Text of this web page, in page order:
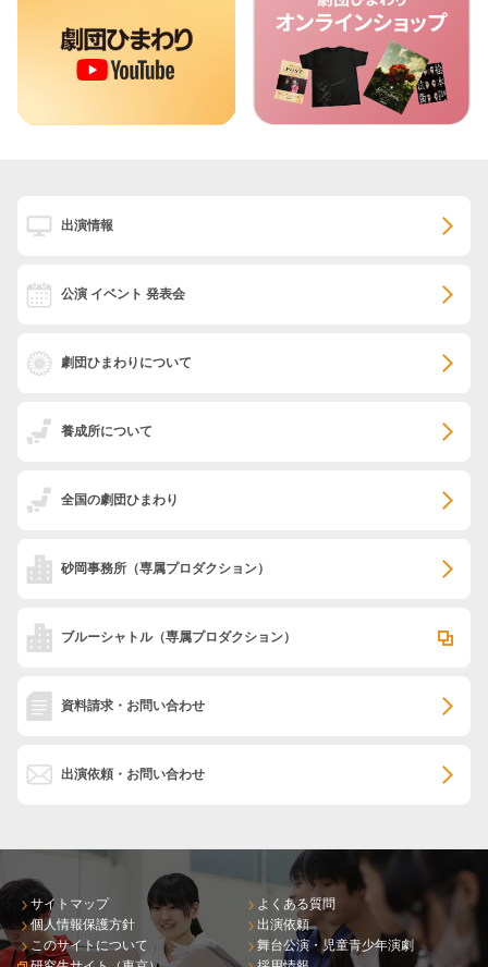
出演情報
公演 イベント 発表会
劇団ひまわりについて
養成所について
全国の劇団ひまわり
砂岡事務所 （専属プロダクション）
ブルーシャトル（専属プロダクション）
資料請求・お問い合わせ
出演依頼・お問い合わせ
サイトマップ
個人情報保護方針
このサイトについて
よくある質問
出演依頼
舞台公演・児童青少年演劇